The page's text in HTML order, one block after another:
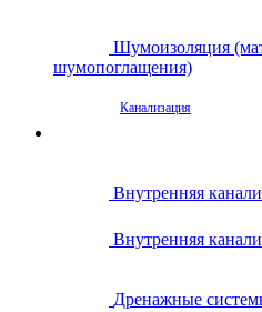
Шумоизоляция
шумопоглащения)
Канализация
Внутренняя
Внутренняя
Дренажные